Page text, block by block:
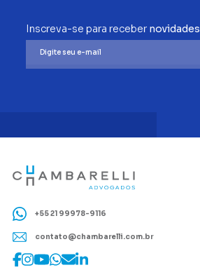
Inscreva-se para receber novidades
+55 21 99978-9116
contato@chambarelli.com.br